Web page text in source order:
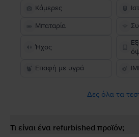
Κάμερες
Μπαταρία
Ήχος
Επαφή με υγρά
Δες όλα τα
Τι είναι ένα refurbished προϊόν;